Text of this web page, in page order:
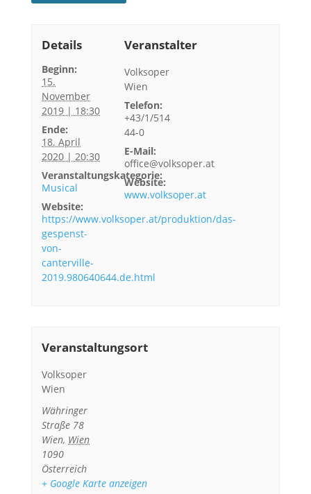
Details
Beginn:
15.
November
2019 | 18:30
Ende:
18. April
2020 | 20:30
Veranstaltungskategorie:
Musical
Website:
https://www.volksoper.at/produktion/das-
gespenst-
von-
canterville-
2019.980640644.de.html
Veranstalter
Volksoper
Wien
Telefon:
+43/1/514
44-0
E-Mail:
office@volksoper.at
Website:
www.volksoper.at
Veranstaltungsort
Volksoper
Wien
Währinger
Straße 78
Wien, Wien
1090
Österreich
+ Google Karte anzeigen